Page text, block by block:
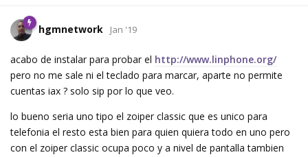
hgmnetwork Jan '19
acabo de instalar para probar el http://www.linphone.org/
pero no me sale ni el teclado para marcar, aparte no permite
cuentas iax ? solo sip por lo que veo.
lo bueno seria uno tipo el zoiper classic que es unico para
telefonia el resto esta bien para quien quiera todo en uno pero
con el zoiper classic ocupa poco y a nivel de pantalla tambien